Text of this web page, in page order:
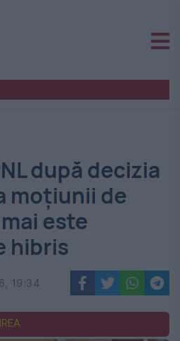
după decizia
moțiunii de
este
hibris
19:34